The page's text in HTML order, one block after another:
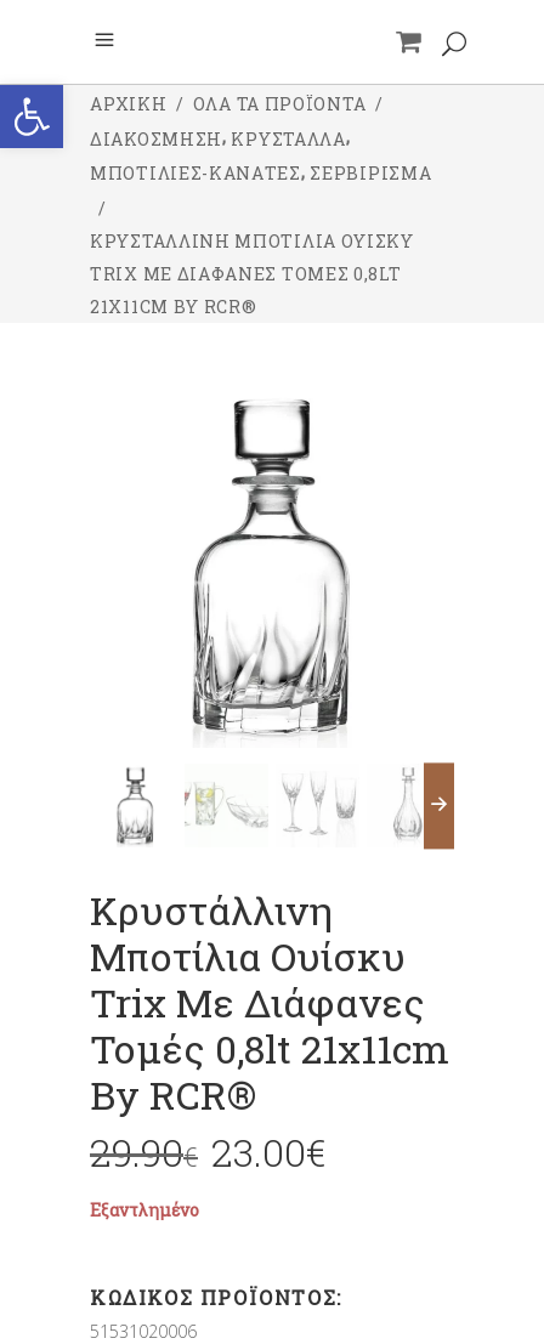
Ανοίξτε τη γραμμή εργαλείων
ΑΡΧΙΚΉ / ΌΛΑ ΤΑ ΠΡΟΪΌΝΤΑ /
ΔΙΑΚΟΣΜΗΣΗ, ΚΡΥΣΤΑΛΛΑ,
ΜΠΟΤΙΛΙΕΣ-ΚΑΝΑΤΕΣ, ΣΕΡΒΙΡΙΣΜΑ
/
ΚΡΥΣΤΆΛΛΙΝΗ ΜΠΟΤΊΛΙΑ ΟΥΊΣΚΥ
TRIX ΜΕ ΔΙΆΦΑΝΕΣ ΤΟΜΈΣ 0,8LT
21X11CM BY RCR®
Κρυστάλλινη
Μποτίλια Ουίσκυ
Trix Με Διάφανες
Τομές 0,8lt 21x11cm
By RCR®
29.90€ 23.00€
Εξαντλημένο
ΚΩΔΙΚΌΣ ΠΡΟΪΌΝΤΟΣ:
51531020006